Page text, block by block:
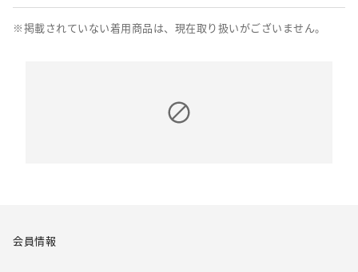
※掲載されていない着用商品は、現在取り扱いがございません。
会員情報